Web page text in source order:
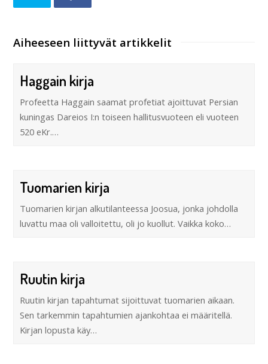
Aiheeseen liittyvät artikkelit
Haggain kirja
Profeetta Haggain saamat profetiat ajoittuvat Persian
kuningas Dareios I:n toiseen hallitusvuoteen eli vuoteen
520 eKr.…
Tuomarien kirja
Tuomarien kirjan alkutilanteessa Joosua, jonka johdolla
luvattu maa oli valloitettu, oli jo kuollut. Vaikka koko…
Ruutin kirja
Ruutin kirjan tapahtumat sijoittuvat tuomarien aikaan.
Sen tarkemmin tapahtumien ajankohtaa ei määritellä.
Kirjan lopusta käy…